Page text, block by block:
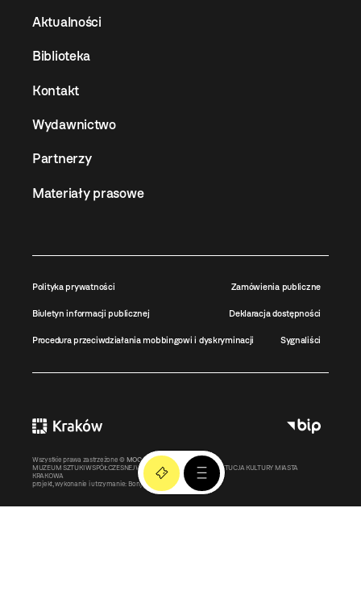
Aktualności
Biblioteka
Kontakt
Wydawnictwo
Partnerzy
Materiały prasowe
Polityka prywatności Zamówienia publiczne
Biuletyn informacji publicznej Deklaracja dostępności
Procedura przeciwdziałania mobbingowi i dyskryminacji Sygnaliści
Wszystkie prawa zastrzeżone © MOCAK2011-2026
MUZEUM SZTUKI WSPÓŁCZESNEJ W KRAKOWIE MOCAK – INSTYTUCJA KULTURY MIASTA
KRAKOWA
projekt, wykonanie i utrzymanie: Bonjour.pl